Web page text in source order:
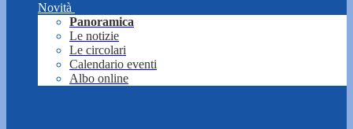
Novità
Panoramica
Le notizie
Le circolari
Calendario eventi
Albo online